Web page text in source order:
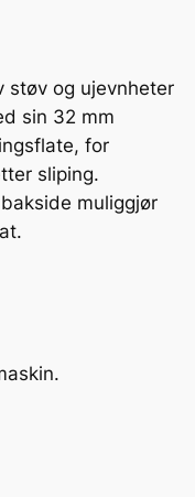
støv og ujevnheter
sin 32 mm
for
sliping.
muliggjør